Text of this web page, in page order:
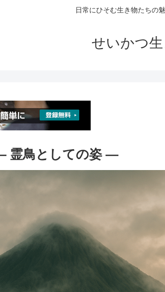
日常にひそむ生き物たちの
せいかつ
霊鳥としての姿 ―